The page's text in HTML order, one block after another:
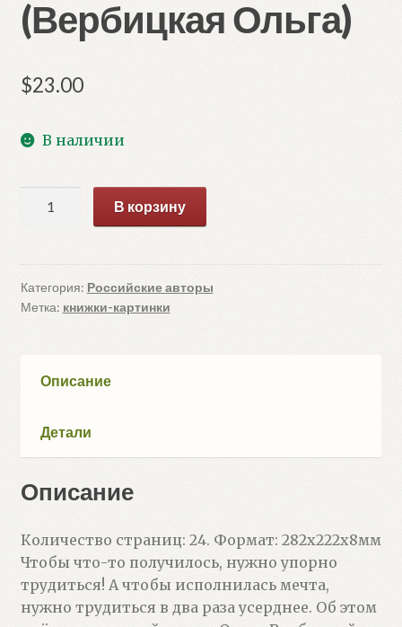
(Вербицкая Ольга)
$23.00
В наличии
балеринка
и
ведро
Ольга)
В корзину
Категория: Российские авторы
Метка: книжки-картинки
Описание
Детали
Описание
Количество страниц: 24. Формат: 282x222x8мм
Чтобы что-то получилось, нужно упорно
трудиться! А чтобы исполнилась мечта,
нужно трудиться в два раза усерднее. Об этом